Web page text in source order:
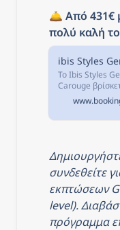
🛎️ Από 431€
πολύ καλή
Το Ibis Styles
Carouge
Γενεύη και
βεράντα και
lounge.
συνδεθείτε
εκπτώσεων
level).
πρόγραμμα